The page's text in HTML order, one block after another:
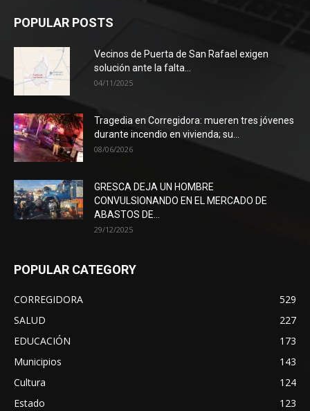
POPULAR POSTS
Vecinos de Puerta de San Rafael exigen
solución ante la falta...
04/11/2025
Tragedia en Corregidora: mueren tres jóvenes
durante incendio en vivienda; su...
08/06/2026
GRESCA DEJA UN HOMBRE
CONVULSIONANDO EN EL MERCADO DE
ABASTOS DE...
29/12/2025
POPULAR CATEGORY
CORREGIDORA
529
SALUD
227
EDUCACIÓN
173
Municipios
143
Cultura
124
Estado
123